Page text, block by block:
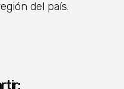
del país.